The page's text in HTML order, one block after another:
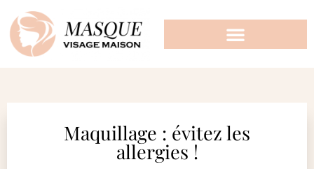
Maquillage : évitez les
allergies !